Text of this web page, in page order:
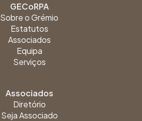
GECoRPA
Sobre o Grémio
Estatutos
Associados
Equipa
Serviços
Associados
Diretório
Seja Associado